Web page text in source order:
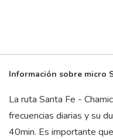
Información sobre micro
La ruta Santa Fe -
frecuencias diarias y su
40min. Es importante